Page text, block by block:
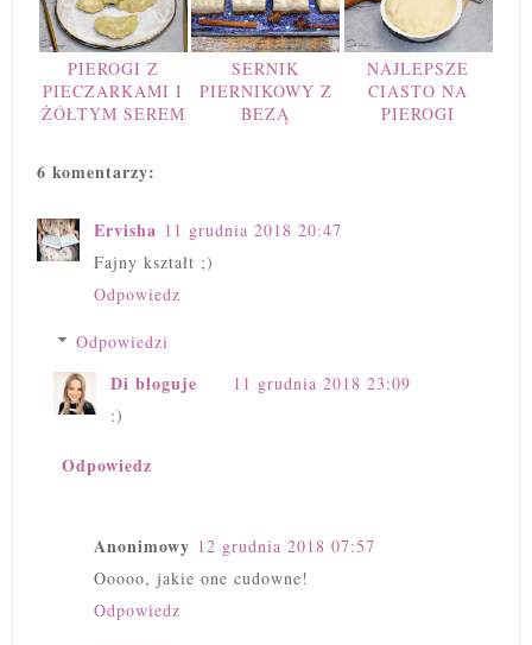
PIEROGI Z
PIECZARKAMI I
ŻÓŁTYM SEREM
SERNIK
PIERNIKOWY Z
BEZĄ
NAJLEPSZE
CIASTO NA
PIEROGI
6 komentarzy:
Ervisha 11 grudnia 2018 20:47
Fajny kształt ;)
Odpowiedz
Odpowiedzi
Di bloguje
11 grudnia 2018 23:09
:)
Odpowiedz
Anonimowy 12 grudnia 2018 07:57
Ooooo, jakie one cudowne!
Odpowiedz